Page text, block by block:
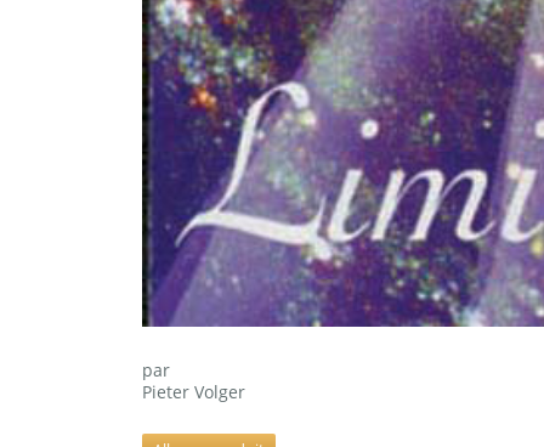
par
Pieter Volger